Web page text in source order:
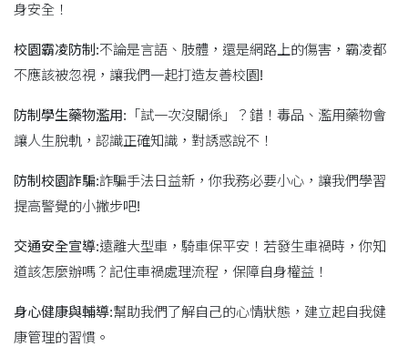
身安全！
校園霸凌防制:不論是言語、肢體，還是網路上的傷害，霸凌都
不應該被忽視，讓我們一起打造友善校園!
防制學生藥物濫用: 「試一次沒關係」？錯！毒品、濫用藥物會
讓人生脫軌，認識正確知識，對誘惑說不！
防制校園詐騙:詐騙手法日益新，你我務必要小心，讓我們學習
提高警覺的小撇步吧!
交通安全宣導:遠離大型車，騎車保平安！若發生車禍時，你知
道該怎麼辦嗎？記住車禍處理流程，保障自身權益！
身心健康與輔導:幫助我們了解自己的心情狀態，建立起自我健
康管理的習慣。